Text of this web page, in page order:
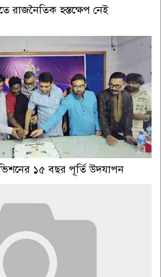
রাজনৈতিক হস্তক্ষেপ নেই
১৫ বছর পূর্তি উদযাপন